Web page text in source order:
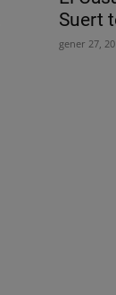
Suert
gener 27,